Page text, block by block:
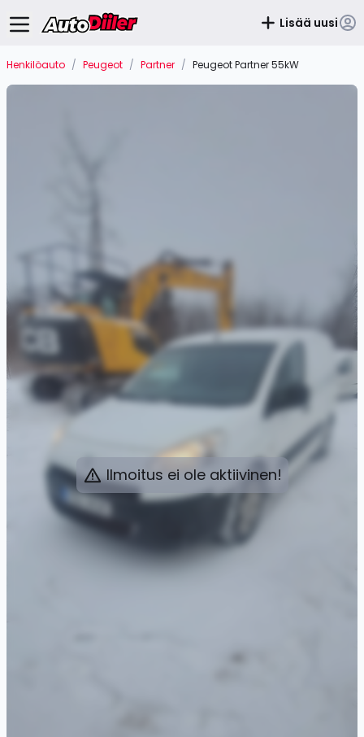
Lisää uusi
Henkilöauto / Peugeot / Partner / Peugeot Partner 55kW
Ilmoitus ei ole aktiivinen!